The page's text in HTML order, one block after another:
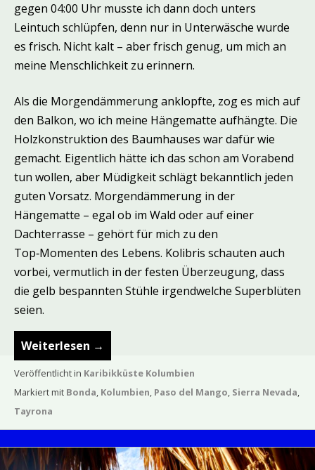
gegen 04:00 Uhr musste ich dann doch unters
Leintuch schlüpfen, denn nur in Unterwäsche wurde
es frisch. Nicht kalt – aber frisch genug, um mich an
meine Menschlichkeit zu erinnern.
Als die Morgendämmerung anklopfte, zog es mich auf
den Balkon, wo ich meine Hängematte aufhängte. Die
Holzkonstruktion des Baumhauses war dafür wie
gemacht. Eigentlich hätte ich das schon am Vorabend
tun wollen, aber Müdigkeit schlägt bekanntlich jeden
guten Vorsatz. Morgendämmerung in der
Hängematte – egal ob im Wald oder auf einer
Dachterrasse – gehört für mich zu den
Top‑Momenten des Lebens. Kolibris schauten auch
vorbei, vermutlich in der festen Überzeugung, dass
die gelb bespannten Stühle irgendwelche Superblüten
seien.
Weiterlesen →
Veröffentlicht in Karibikküste Kolumbien
Markiert mit Bonda, Kolumbien, Paso del Mango, Sierra Nevada,
Tayrona